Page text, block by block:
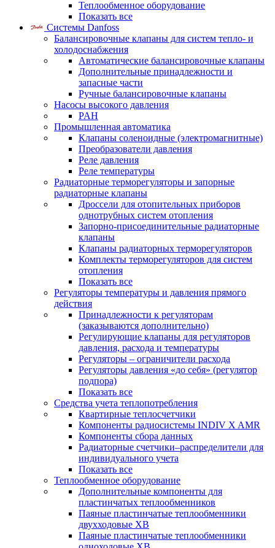
Теплообменное оборудование
Показать все
Системы Danfoss
Балансировочные клапаны для систем тепло- и
холодоснабжения
Автоматические балансировочные клапаны
Дополнительные принадлежности и
запасные части
Ручные балансировочные клапаны
Насосы высокого давления
PAH
Промышленная автоматика
Клапаны соленоидные (электромагнитные)
Преобразователи давления
Реле давления
Реле температуры
Радиаторные терморегуляторы и запорные
радиаторные клапаны
Дроссели для отопительных приборов
однотрубных систем отопления
Запорно-присоединительные радиаторные
клапаны
Клапаны радиаторных терморегуляторов
Комплекты терморегуляторов для систем
отопления
Показать все
Регуляторы температуры и давления прямого
действия
Принадлежности к регуляторам
(заказываются дополнительно)
Регулирующие клапаны для регуляторов
давления, расхода и температуры
Регуляторы – ограничители расхода
Регуляторы давления «до себя» (регулятор
подпора)
Показать все
Средства учета теплопотребления
Квартирные теплосчетчики
Компоненты радиосистемы INDIV X AMR
Компоненты сбора данных
Радиаторные счетчики–распределители для
индивидуального учета
Показать все
Теплообменное оборудование
Дополнительные компоненты для
пластинчатых теплообменников
Паяные пластинчатые теплообменники
двухходовые XB
Паяные пластинчатые теплообменники